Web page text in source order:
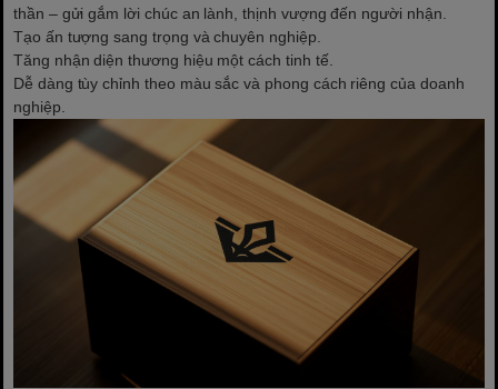
thần – gửi gắm lời chúc an lành, thịnh vượng đến người nhận.
Tạo ấn tượng sang trọng và chuyên nghiệp.
Tăng nhận diện thương hiệu một cách tinh tế.
Dễ dàng tùy chỉnh theo màu sắc và phong cách riêng của doanh
nghiệp.